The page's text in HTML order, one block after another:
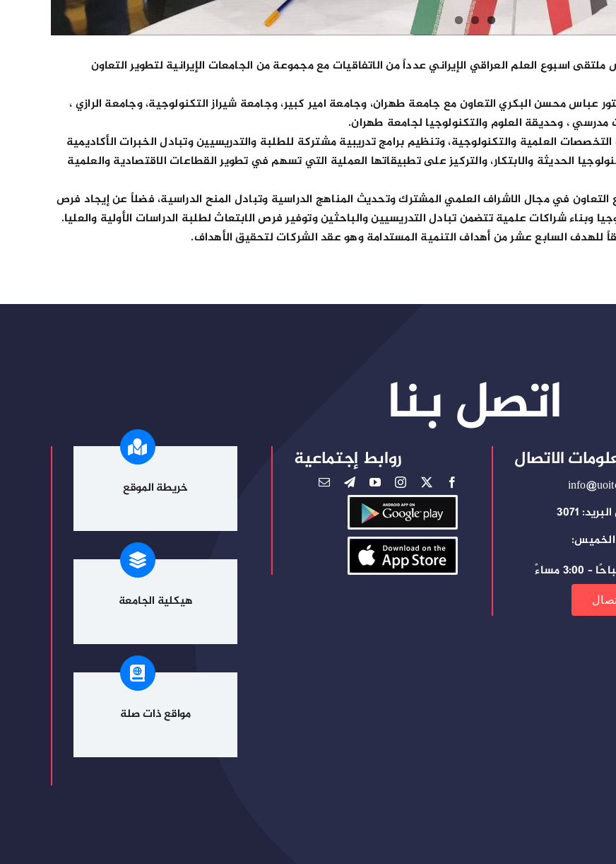
اسبوع العلم العراقي الإيراني عدداً من الاتفاقيات مع مجموعة من الجامعات الإيرانية لتطوير التعاون
عباس محسن البكري التعاون مع جامعة طهران، وجامعة امير كبير، وجامعة شيراز التكنولوجية، وجامعة الرازي ،
مدرسي ، وحديقة العلوم والتكنولوجيا لجامعة طهران.
العلمية والتكنولوجية، وتنظيم برامج تدريبية مشتركة للطلبة والتدريسيين وتبادل الخبرات الأكاديمية
الحديثة والابتكار، والتركيز على تطبيقاتها العملية التي تسهم في تطوير القطاعات الاقتصادية والعلمية
في مجال الاشراف العلمي المشترك وتحديث المناهج الدراسية وتبادل المنح الدراسية، فضلاً عن إيجاد فرص
وبناء شراكات علمية تتضمن تبادل التدريسيين والباحثين وتوفير فرص الابتعاث لطلبة الدراسات الأولية والعليا.
للهدف السابع عشر من أهداف التنمية المستدامة وهو عقد الشركات لتحقيق الأهداف.
اتصل بنا
الاتصال
3071
الخميس:
روابط إجتماعية
خريطة الموقع
هيكلية الجامعة
مواقع ذات صلة